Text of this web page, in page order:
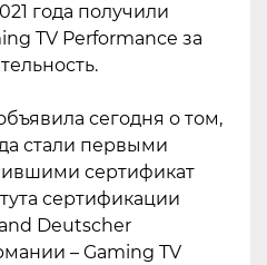
года получили
TV Performance за
сегодня о том,
стали первыми
сертификат
сертификации
Deutscher
– Gaming TV